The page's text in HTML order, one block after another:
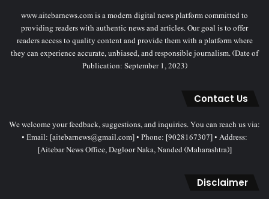
www.aitebarnews.com is a modern digital news platform committed to
providing readers with authentic news and articles. Our goal is to offer
readers access to quality content and provide them with a platform where
they can experience accurate, unbiased, and responsible journalism. (Date of
Publication: September 1, 2023)
Contact Us
We welcome your feedback, suggestions, and inquiries. You can reach us via:
• Email: [aitebarnews@gmail.com] • Phone: [9028167307] • Address:
[Aitebar News Office, Degloor Naka, Nanded (Maharashtra)]
Disclaimer